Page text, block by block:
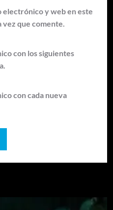
y web en este
vez que comente.
con los siguientes
con cada nueva